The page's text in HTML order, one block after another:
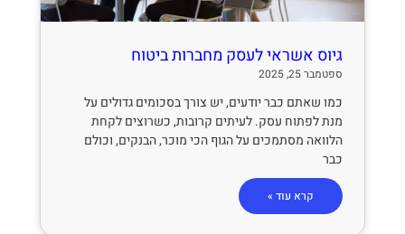
גיוס אשראי לעסק מחברות ביטוח
ספטמבר 25, 2025
כמו שאתם כבר יודעים, יש צורך בסכומים גדולים על
מנת לפתוח עסק. לעיתים קרובות, כשרוצים לקחת
הלוואה מסתמכים על הגוף הכי מוכר, הבנקים, וכולם
כבר
קרא עוד »